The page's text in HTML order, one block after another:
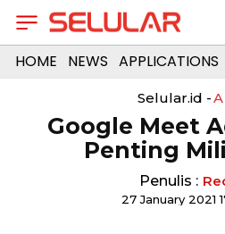
HOME NEWS APPLICATIONS
Selular.id -
Google Meet
Penting
Penulis :
27 January 2021